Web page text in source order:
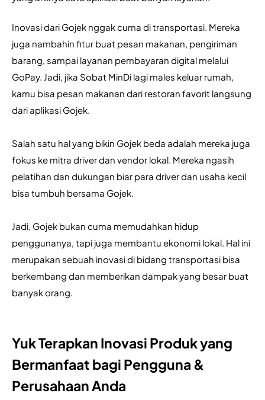
Inovasi dari Gojek nggak cuma di transportasi. Mereka
juga nambahin fitur buat pesan makanan, pengiriman
barang, sampai layanan pembayaran digital melalui
GoPay. Jadi, jika Sobat MinDi lagi males keluar rumah,
kamu bisa pesan makanan dari restoran favorit langsung
dari aplikasi Gojek.
Salah satu hal yang bikin Gojek beda adalah mereka juga
fokus ke mitra driver dan vendor lokal. Mereka ngasih
pelatihan dan dukungan biar para driver dan usaha kecil
bisa tumbuh bersama Gojek.
Jadi, Gojek bukan cuma memudahkan hidup
penggunanya, tapi juga membantu ekonomi lokal. Hal ini
merupakan sebuah inovasi di bidang transportasi bisa
berkembang dan memberikan dampak yang besar buat
banyak orang.
Yuk Terapkan Inovasi Produk yang
Bermanfaat bagi Pengguna &
Perusahaan Anda